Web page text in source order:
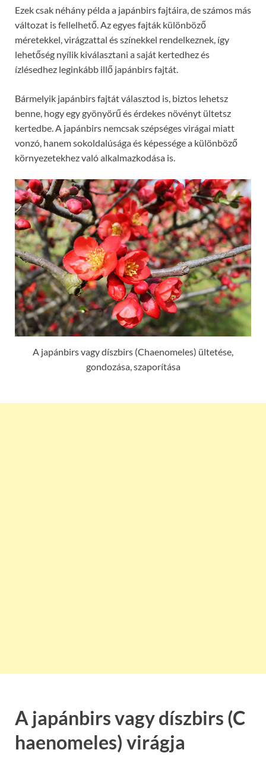
Ezek csak néhány példa a japánbirs fajtáira, de számos más
változat is fellelhető. Az egyes fajták különböző
méretekkel, virágzattal és színekkel rendelkeznek, így
lehetőség nyílik kiválasztani a saját kertedhez és
ízlésedhez leginkább illő japánbirs fajtát.
Bármelyik japánbirs fajtát választod is, biztos lehetsz
benne, hogy egy gyönyörű és érdekes növényt ültetsz
kertedbe. A japánbirs nemcsak szépséges virágai miatt
vonzó, hanem sokoldalúsága és képessége a különböző
környezetekhez való alkalmazkodása is.
A japánbirs vagy díszbirs (Chaenomeles) ültetése,
gondozása, szaporítása
A japánbirs vagy díszbirs (C
haenomeles) virágja